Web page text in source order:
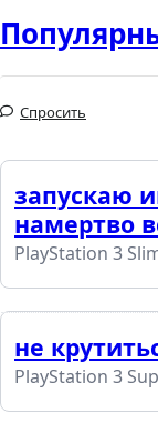
Спросить
запускаю
намертво
PlayStation 3
не
PlayStation 3